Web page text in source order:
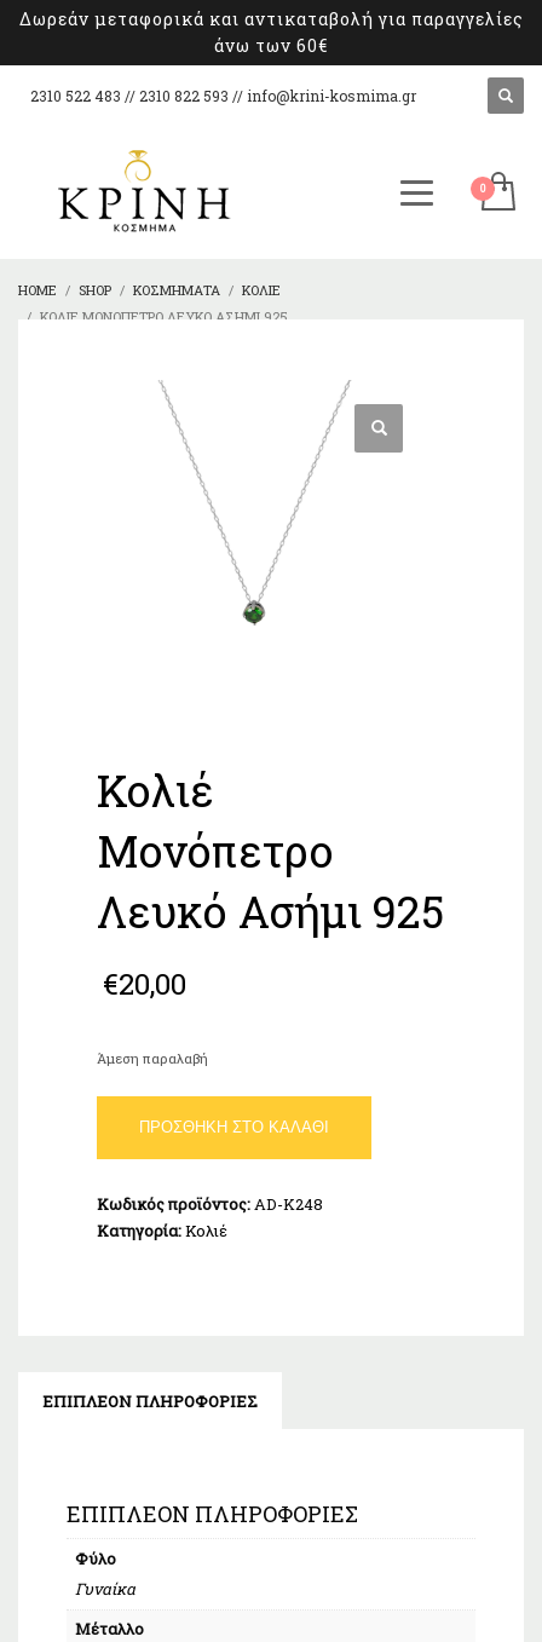
Δωρεάν μεταφορικά και αντικαταβολή για παραγγελίες
άνω των 60€
2310 522 483 // 2310 822 593 // info@krini-kosmima.gr
HOME SHOP ΚΟΣΜΉΜΑΤΑ
ΚΟΛΙΈ
ΚΟΛΙΈ ΜΟΝΌΠΕΤΡΟ ΛΕΥΚΌ ΑΣΉΜΙ 925
Κολιέ
Μονόπετρο
Λευκό Ασήμι 925
€20,00
Άμεση παραλαβή
Μονόπετρο
Λευκό
925
ποσότητα
ΠΡΟΣΘΉΚΗ ΣΤΟ ΚΑΛΆΘΙ
Κωδικός προϊόντος:AD-K248
Κατηγορία:Κολιέ
ΕΠΙΠΛΈΟΝ ΠΛΗΡΟΦΟΡΊΕΣ
ΕΠΙΠΛΈΟΝ ΠΛΗΡΟΦΟΡΊΕΣ
Φύλο
Γυναίκα
Μέταλλο